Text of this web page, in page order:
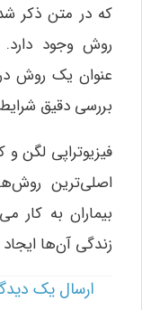
که در متن ذکر
روش وجود دارد.
عنوان یک روش
بررسی دقیق
فیزیوتراپی لگن
اصلی‌ترین
بیماران به کار
زندگی آن‌ها ایجاد
ارسال یک